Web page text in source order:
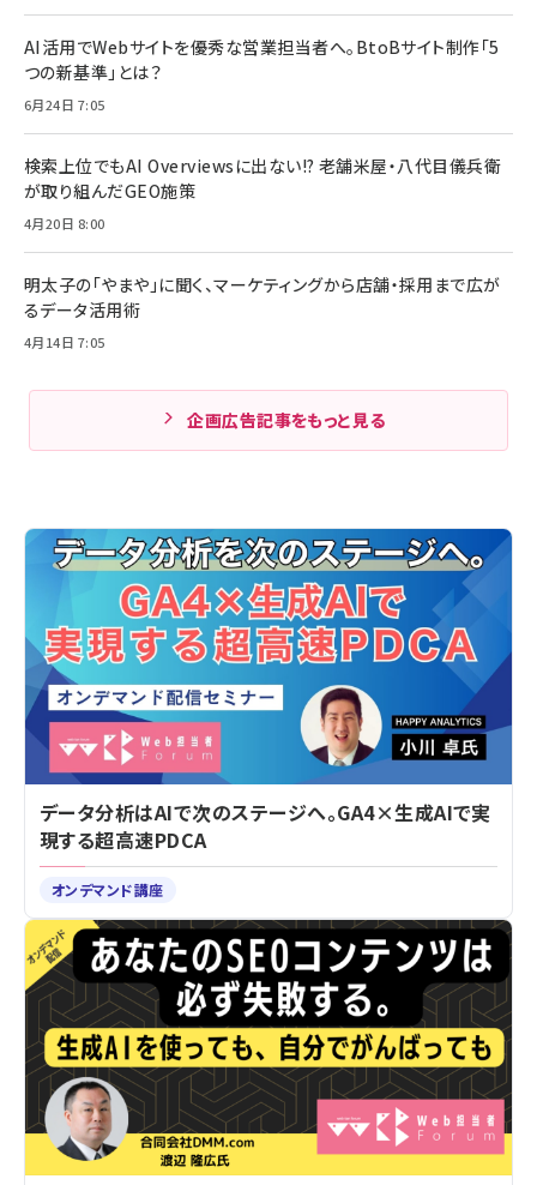
AI活用でWebサイトを優秀な営業担当者へ。BtoBサイト制作「5
つの新基準」とは？
6月24日 7:05
検索上位でもAI Overviewsに出ない!? 老舗米屋・八代目儀兵衛
が取り組んだGEO施策
4月20日 8:00
明太子の「やまや」に聞く、マーケティングから店舗・採用まで広が
るデータ活用術
4月14日 7:05
企画広告記事をもっと見る
データ分析はAIで次のステージへ。GA4×生成AIで実
現する超高速PDCA
オンデマンド講座